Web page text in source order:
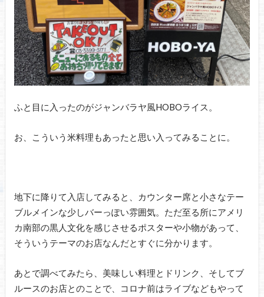
ふと目に入ったのがジャンバラヤ風HOBOライス。
お、こういう米料理もあったと思い入ってみることに。
地下に降りて入店してみると、カウンター席と小さなテー
ブルメインな少しバーっぽい雰囲気。ただ至る所にアメリ
カ南部の黒人文化を感じさせるポスターや小物があって、
そういうテーマのお店なんだとすぐに分かります。
あとで調べてみたら、美味しい料理とドリンク、そしてブ
ルースのお店とのことで、コロナ前はライブなどもやって